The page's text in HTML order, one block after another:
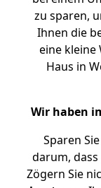
zu sparen,
Ihnen die
eine kleine
Haus in
Wir haben
Sparen
darum,
Zögern Sie